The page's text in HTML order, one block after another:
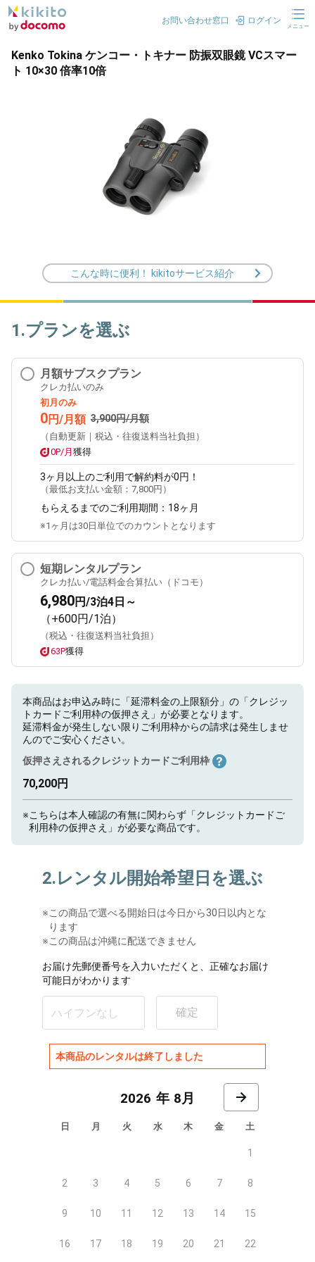
お問い合わせ窓口 ログイン
メニュー
Kenko Tokina ケンコー・トキナー 防振双眼鏡 VCスマー
ト 10×30 倍率10倍
こんな時に便利！ kikitoサービス紹介
1.プランを選ぶ
月額サブスクプラン
クレカ払いのみ
初月のみ
0円/月額 3,900円/月額
（自動更新｜税込・往復送料当社負担）
0P/月 獲得
3ヶ月 以上のご利用で解約料が0円！
（最低お支払い金額： 7,800円 ）
もらえるまでのご利用期間： 18ヶ月
※1ヶ月は30日単位でのカウントとなります
短期レンタルプラン
クレカ払い/電話料金合算払い（ドコモ）
6,980円/3泊4日～
（+600円/1泊）
（税込・往復送料当社負担）
63P獲得
本商品はお申込み時に「延滞料金の上限額分」の「クレジッ
トカードご利用枠の仮押さえ」が必要となります。
延滞料金が発生しない限りご利用枠からの請求は発生しませ
んのでご安心ください。
仮押さえされるクレジットカードご利用枠
70,200円
※こちらは本人確認の有無に関わらず「クレジットカードご
利用枠の仮押さえ」が必要な商品です。
2.レンタル開始希望日を選ぶ
※この商品で選べる開始日は今日から30日以内とな
ります
※この商品は沖縄に配送できません
お届け先郵便番号を入力いただくと、正確なお届け
可能日がわかります
確定
本商品のレンタルは終了しました
8月
日 月 火 水 木 金 土
1
2 3 4 5 6 7 8
9 10 11 12 13 14 15
16 17 18 19 20 21 22